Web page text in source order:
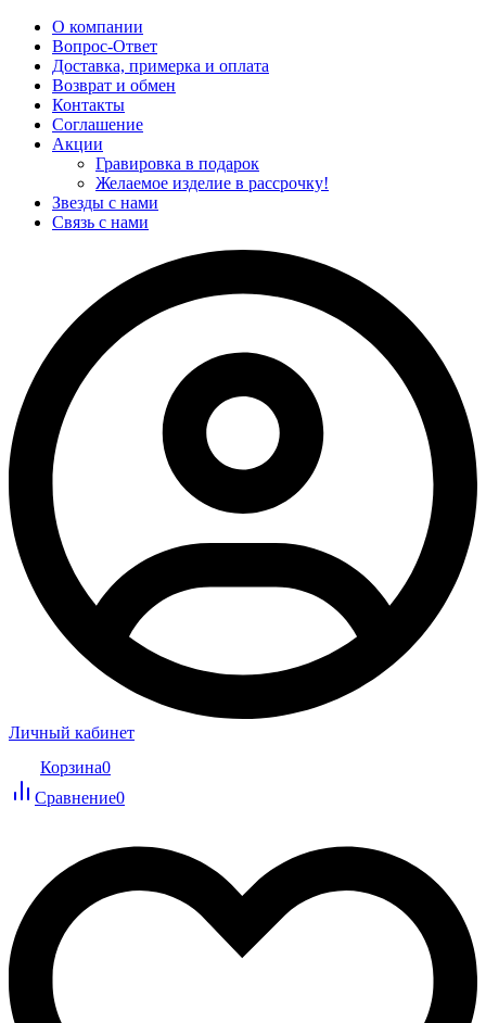
О компании
Вопрос-Ответ
Доставка, примерка и оплата
Возврат и обмен
Контакты
Соглашение
Акции
Гравировка в подарок
Желаемое изделие в рассрочку!
Звезды с нами
Связь с нами
Личный кабинет
Корзина0
Сравнение0